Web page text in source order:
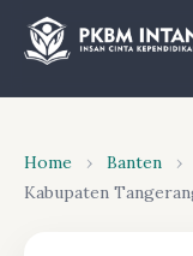
Home › Banten ›
Kabupaten